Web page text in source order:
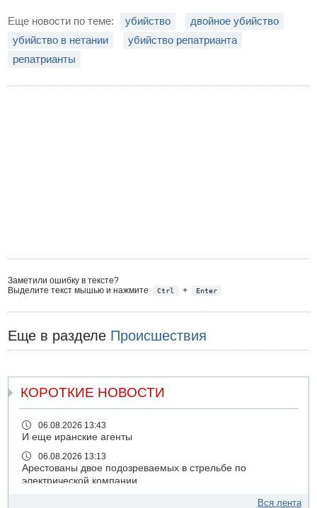
Еще новости по теме: убийство
двойное убийство
убийство в нетании
убийство репатрианта
репатрианты
Заметили ошибку в тексте?
Выделите текст мышью и нажмите
Ctrl + Enter
Еще в разделе Происшествия
КОРОТКИЕ НОВОСТИ
06.08.2026 13:43
И еще иранские агенты
06.08.2026 13:13
Арестованы двое подозреваемых в стрельбе по
электрической компании
Вся лента